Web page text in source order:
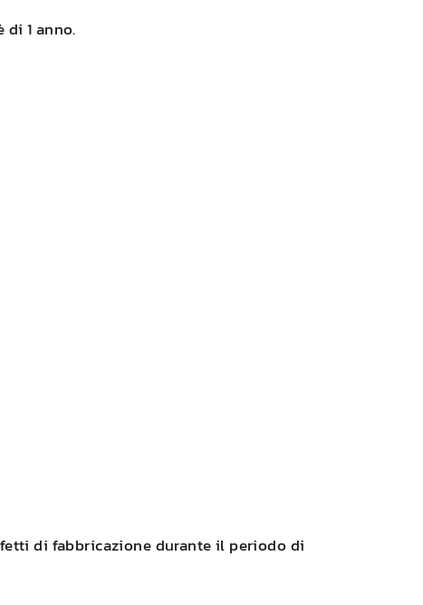
1 anno.
di fabbricazione durante il periodo di